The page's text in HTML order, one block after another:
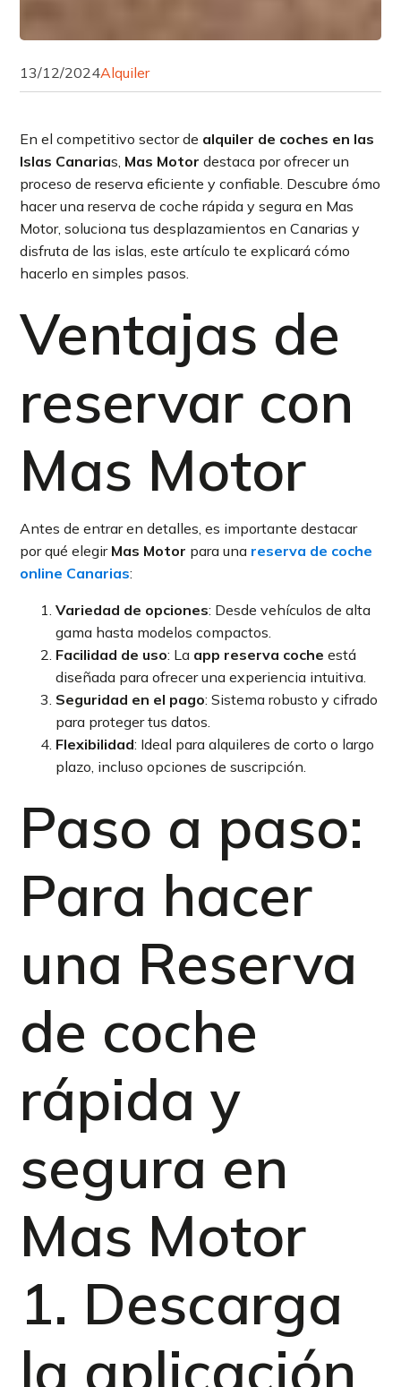
13/12/2024Alquiler
En el competitivo sector de alquiler de coches en las
Islas Canarias, Mas Motor destaca por ofrecer un
proceso de reserva eficiente y confiable. Descubre ómo
hacer una reserva de coche rápida y segura en Mas
Motor, soluciona tus desplazamientos en Canarias y
disfruta de las islas, este artículo te explicará cómo
hacerlo en simples pasos.
Ventajas de
reservar con
Mas Motor
Antes de entrar en detalles, es importante destacar
por qué elegir Mas Motor para una reserva de coche
online Canarias:
Variedad de opciones: Desde vehículos de alta
gama hasta modelos compactos.
Facilidad de uso: La app reserva coche está
diseñada para ofrecer una experiencia intuitiva.
Seguridad en el pago: Sistema robusto y cifrado
para proteger tus datos.
Flexibilidad: Ideal para alquileres de corto o largo
plazo, incluso opciones de suscripción.
Paso a paso:
Para hacer
una Reserva
de coche
rápida y
segura en
Mas Motor
1. Descarga
la aplicación